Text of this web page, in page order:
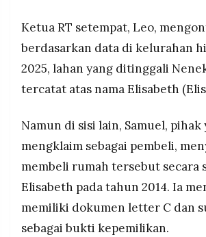
Ketua RT setempat, Leo,
berdasarkan data di kelurahan
2025, lahan yang ditinggali
tercatat atas nama Elisabeth
Namun di sisi lain, Samuel, pihak
mengklaim sebagai pembeli,
membeli rumah tersebut secara
Elisabeth pada tahun 2014. Ia
memiliki dokumen letter C dan
sebagai bukti kepemilikan.